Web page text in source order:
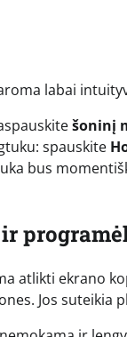
labai
šoninį
spauskite
bus
atlikti ekrano
Jos suteikia